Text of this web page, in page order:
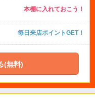
本棚に入れておこう！
毎日来店ポイントGET！
(無料)